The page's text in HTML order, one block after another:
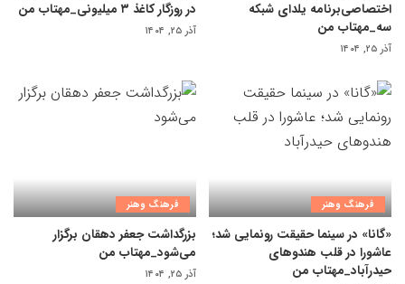
اختصاصی‌برنامه یلدای شبکه
سه_مهتاب من
آذر ۲۵, ۱۴۰۴
در روزگار کاغذ ۳ میلیونی_مهتاب من
آذر ۲۵, ۱۴۰۴
فرهنگ وهنر
«گانا» در سینما حقیقت رونمایی شد؛
عاشورا در قلب هندوهای
حیدرآباد_مهتاب من
فرهنگ وهنر
بزرگداشت جعفر دهقان برگزار
می‌شود_مهتاب من
آذر ۲۵, ۱۴۰۴